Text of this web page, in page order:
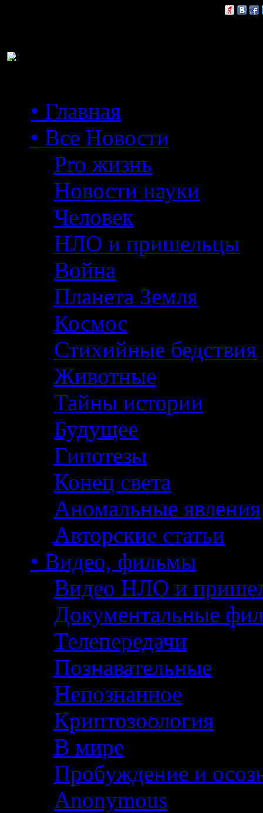
• Главная
• Все Новости
Pro жизнь
Новости науки
Человек
НЛО и пришельцы
Война
Планета Земля
Космос
Стихийные бедствия
Животные
Тайны истории
Будущее
Гипотезы
Конец света
Аномальные явления
Авторские статьи
• Видео, фильмы
Видео НЛО и
Документальные
Телепередачи
Познавательные
Непознанное
Криптозоология
В мире
Пробуждение и
Anonymous